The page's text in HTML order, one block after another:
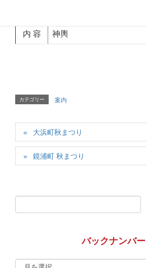
内 容 神輿
カテゴリー 案内
大浜町秋まつり
鏡浦町 秋まつり
バックナンバー